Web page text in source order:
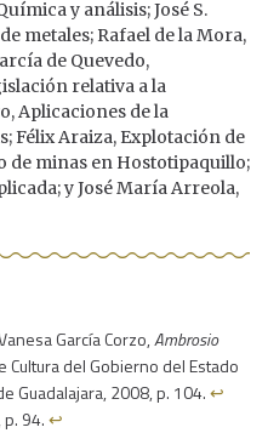
y análisis; José S.
metales; Rafael de la Mora,
de Quevedo,
relativa a la
Aplicaciones de la
Félix Araiza, Explotación de
de minas en Hostotipaquillo;
y José María Arreola,
García Corzo,Ambrosio
Cultura del Gobierno del Estado
Guadalajara, 2008, p. 104.↩︎
p. 94.↩︎